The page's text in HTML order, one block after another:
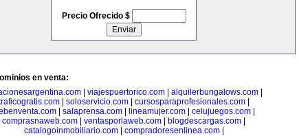
Precio Ofrecido $
en venta:
viajespuertorico.com alquilerbungalows.com
| soloservicio.com| cursosparaprofesionales.com|
salaprensa.com lineamujer.com celujuegos.com
comprasnaweb.com
ventasporlaweb.com blogdescargas.com
catalogoinmobiliario.com| compradoresenlinea.com|